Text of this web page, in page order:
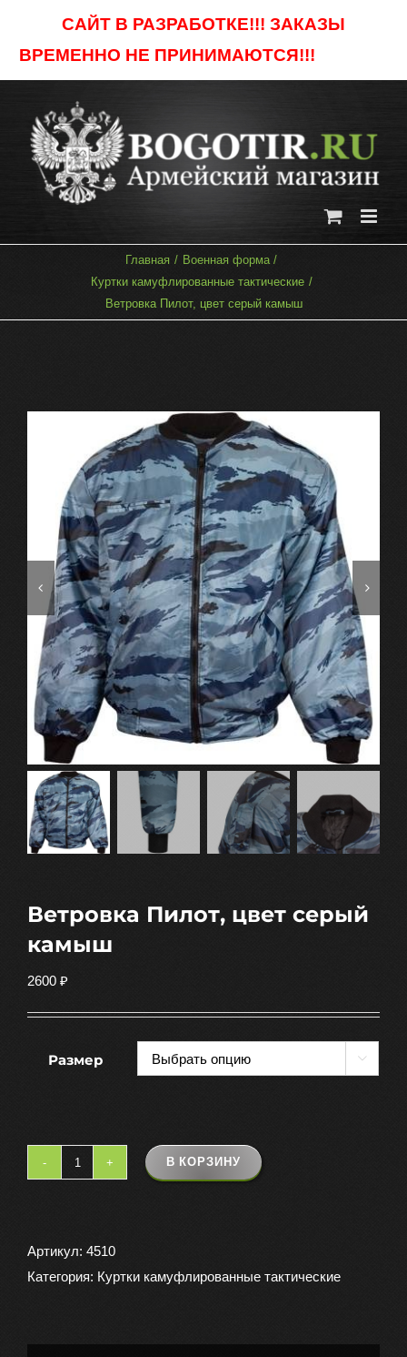
САЙТ В РАЗРАБОТКЕ!!! ЗАКАЗЫ
ВРЕМЕННО НЕ ПРИНИМАЮТСЯ!!!
content
Главная
Военная форма
Куртки камуфлированные тактические
Ветровка Пилот, цвет серый камыш
Ветровка Пилот, цвет серый
камыш
2600 ₽
Размер 
Количество
Пилот,
цвет
В КОРЗИНУ
Артикул: 4510
Категория: Куртки камуфлированные тактические